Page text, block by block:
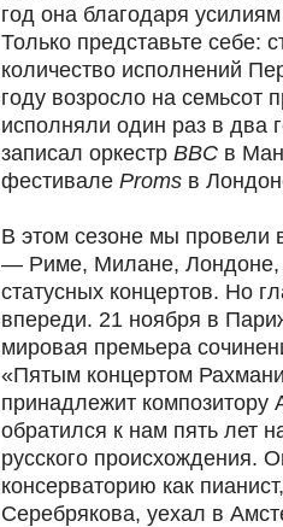
год она благодаря
Только представьте себе:
количество исполнений
году возросло на семьсот
исполняли один раз в два
записал оркестр BBC в
фестивале Proms в
В этом сезоне мы провели
— Риме, Милане,
статусных концертов. Но
впереди. 21 ноября в
мировая премьера
«Пятым концертом
принадлежит
обратился к нам пять лет
русского происхождения.
консерваторию как
Серебрякова, уехал в